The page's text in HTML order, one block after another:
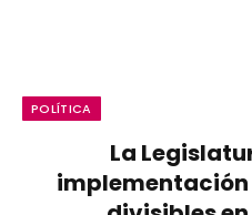
POLÍTICA
La